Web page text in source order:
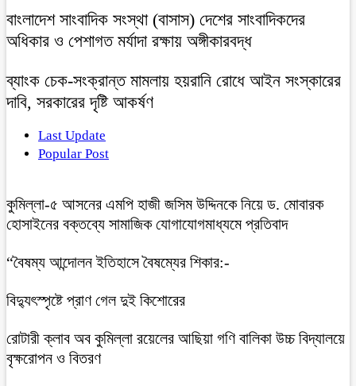
বাংলাদেশ সাংবাদিক সংস্থা (বাসাস) দেশের সাংবাদিকদের
অধিকার ও পেশাগত মর্যাদা রক্ষায় অঙ্গীকারবদ্ধ
ব্যাংক চেক-সংক্রান্ত মামলায় হয়রানি রোধে আইন সংস্কারের
দাবি, সরকারের দৃষ্টি আকর্ষণ
Last Update
Popular Post
কুমিল্লা-৫ আসনের এমপি হাজী জসিম উদ্দিনকে নিয়ে ড. মোবারক
হোসাইনের বক্তব্যে সামাজিক যোগাযোগমাধ্যমে প্রতিবাদ
“বৈষম্য আন্দোলন ইতিহাসে বৈষম্যের শিকার:-
বিদ্যুৎস্পৃষ্টে প্রাণ গেল দুই কিশোরের
রোটারী ক্লাব অব কুমিল্লা রয়েলের আছিয়া গণি বালিকা উচ্চ বিদ্যালয়ে
বৃক্ষরোপন ও বিতরণ